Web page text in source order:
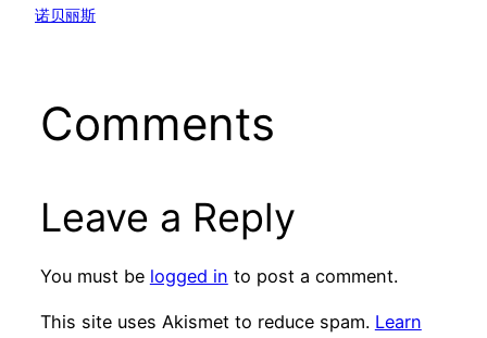
诺贝丽斯
Comments
Leave a Reply
You must be logged in to post a comment.
This site uses Akismet to reduce spam. Learn